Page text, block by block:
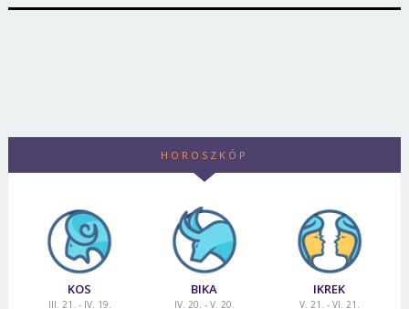
HOROSZKÓP
KOS
III. 21. - IV. 19.
BIKA
IV. 20. - V. 20.
IKREK
V. 21. - VI. 21.